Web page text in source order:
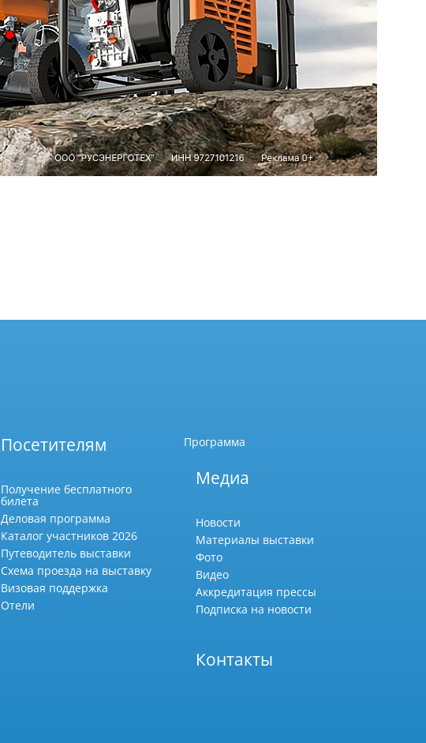
Посетителям
Получение бесплатного
билета
Деловая программа
Каталог участников 2026
Путеводитель выставки
Схема проезда на выставку
Визовая поддержка
Отели
Программа
Медиа
Новости
Материалы выставки
Фото
Видео
Аккредитация прессы
Подписка на новости
Контакты